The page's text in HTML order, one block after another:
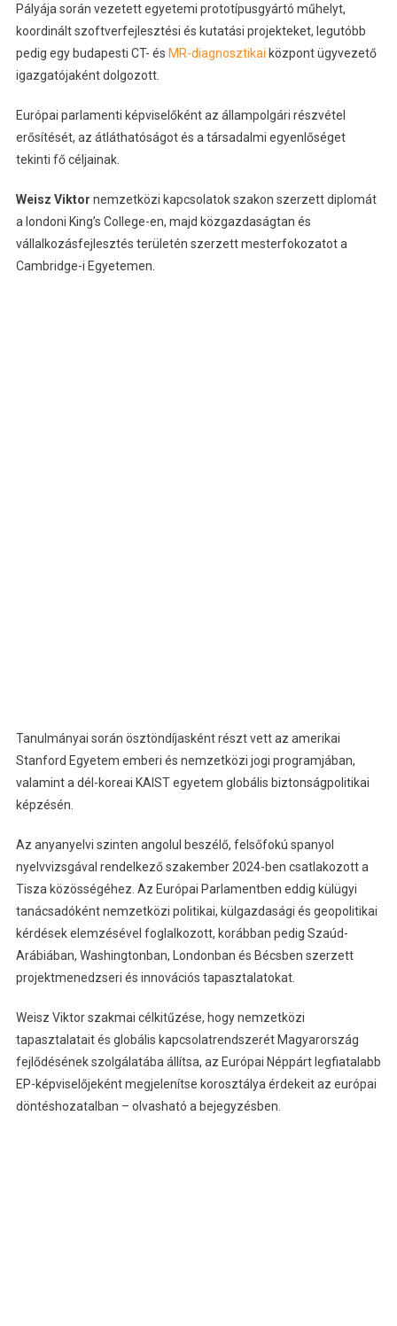
Pályája során vezetett egyetemi prototípusgyártó műhelyt,
koordinált szoftverfejlesztési és kutatási projekteket, legutóbb
pedig egy budapesti CT- és MR-diagnosztikai központ ügyvezető
igazgatójaként dolgozott.
Európai parlamenti képviselőként az állampolgári részvétel
erősítését, az átláthatóságot és a társadalmi egyenlőséget
tekinti fő céljainak.
Weisz Viktor nemzetközi kapcsolatok szakon szerzett diplomát
a londoni King’s College-en, majd közgazdaságtan és
vállalkozásfejlesztés területén szerzett mesterfokozatot a
Cambridge-i Egyetemen.
Tanulmányai során ösztöndíjasként részt vett az amerikai
Stanford Egyetem emberi és nemzetközi jogi programjában,
valamint a dél-koreai KAIST egyetem globális biztonságpolitikai
képzésén.
Az anyanyelvi szinten angolul beszélő, felsőfokú spanyol
nyelvvizsgával rendelkező szakember 2024-ben csatlakozott a
Tisza közösségéhez. Az Európai Parlamentben eddig külügyi
tanácsadóként nemzetközi politikai, külgazdasági és geopolitikai
kérdések elemzésével foglalkozott, korábban pedig Szaúd-
Arábiában, Washingtonban, Londonban és Bécsben szerzett
projektmenedzseri és innovációs tapasztalatokat.
Weisz Viktor szakmai célkitűzése, hogy nemzetközi
tapasztalatait és globális kapcsolatrendszerét Magyarország
fejlődésének szolgálatába állítsa, az Európai Néppárt legfiatalabb
EP-képviselőjeként megjelenítse korosztálya érdekeit az európai
döntéshozatalban – olvasható a bejegyzésben.